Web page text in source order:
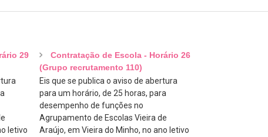
29
letivo
Contratação de Escola - Horário 26
(Grupo recrutamento 110)
Eis que se publica o aviso de abertura
para um horário, de 25 horas, para
desempenho de funções no
Agrupamento de Escolas Vieira de
Araújo, em Vieira do Minho, no ano letivo